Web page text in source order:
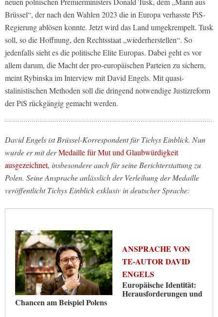
Brüssel“, der nach den Wahlen 2023 die in Europa verhasste PiS-
Regierung ablösen konnte. Jetzt wird das Land umgekrempelt. Tusk
soll, so die Hoffnung, den Rechtsstaat „wiederherstellen“. So
jedenfalls sieht es die politische Elite Europas. Dabei geht es vor
allem darum, die Macht der pro-europäischen Parteien zu sichern,
meint Rybinska im Interview mit David Engels. Mit quasi-
stalinistischen Methoden soll die dringend notwendige Justizreform
der PiS rückgängig gemacht werden.
David Engels ist Brüssel-Korrespondent für Tichys Einblick. Nun
wurde er mit derMedaille für Mut und Glaubwürdigkeit
ausgezeichnet, insbesondere auch für seine Berichterstattung zu
Polen. Seine Ansprache anlässlich der Verleihung der Medaille
veröffentlicht Tichys Einblick exklusiv in deutscher Sprache:
ANSPRACHE VON
TE-AUTOR DAVID
ENGELS
Europäische Identität:
Herausforderungen und
Chancen am Beispiel Polens